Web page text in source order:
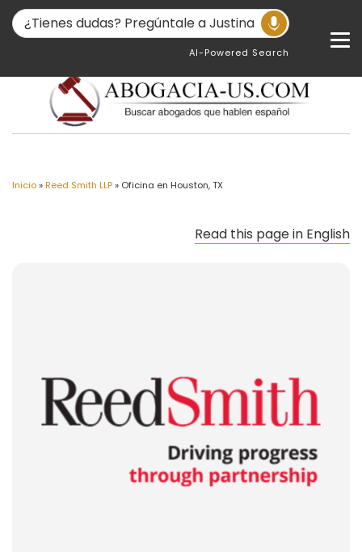
AI-Powered Search
Inicio»Reed Smith LLP» Oficina en Houston, TX
Read this page in English